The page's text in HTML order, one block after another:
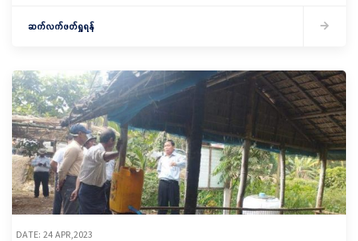
ဆက်လက်ဖတ်ရှုရန်
DATE: 24 APR,2023